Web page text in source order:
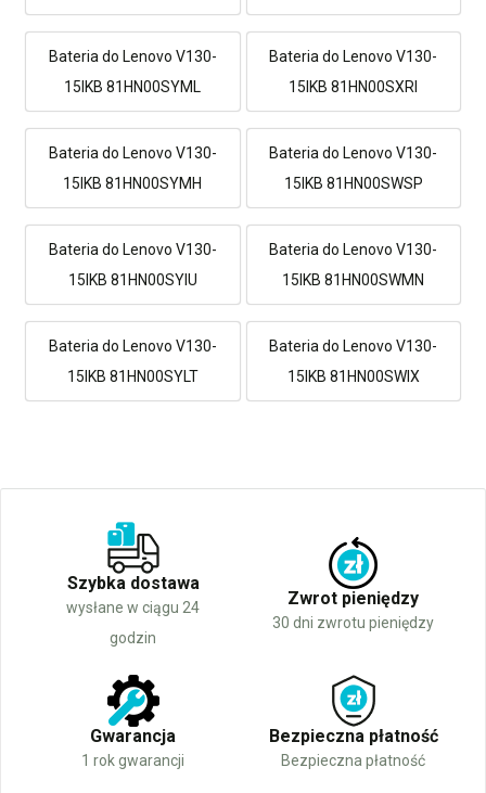
Bateria do Lenovo V130-
15IKB 81HN00SYML
Bateria do Lenovo V130-
15IKB 81HN00SXRI
Bateria do Lenovo V130-
15IKB 81HN00SYMH
Bateria do Lenovo V130-
15IKB 81HN00SWSP
Bateria do Lenovo V130-
15IKB 81HN00SYIU
Bateria do Lenovo V130-
15IKB 81HN00SWMN
Bateria do Lenovo V130-
15IKB 81HN00SYLT
Bateria do Lenovo V130-
15IKB 81HN00SWIX
Szybka dostawa
wysłane w ciągu 24
godzin
Zwrot pieniędzy
30 dni zwrotu pieniędzy
Gwarancja
1 rok gwarancji
Bezpieczna płatność
Bezpieczna płatność